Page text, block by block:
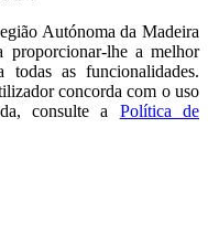
Autónoma da Madeira
lhe a melhor
todas as funcionalidades.
concorda com o uso
consulte a
Política de